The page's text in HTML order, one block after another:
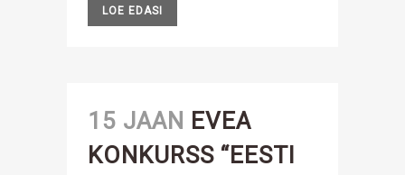
LOE EDASI
15 JAAN EVEA
KONKURSS “EESTI